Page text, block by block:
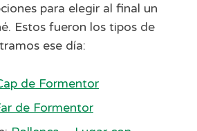
para elegir al final un
Estos fueron los tipos de
ese día:
de Formentor
de Formentor